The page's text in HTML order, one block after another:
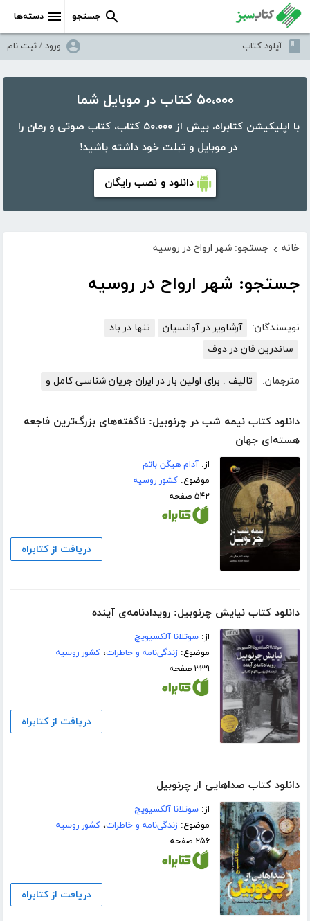
دسته‌ها جستجو
آپلود کتاب ورود / ثبت نام
۵۰،۰۰۰ کتاب در موبایل شما
با اپلیکیشن کتابراه، بیش از ۵۰،۰۰۰ کتاب، کتاب صوتی و رمان را
در موبایل و تبلت خود داشته باشید!
دانلود و نصب رایگان
خانه › جستجو: شهر ارواح در روسیه
جستجو: شهر ارواح در روسیه
نویسندگان: آرشاویر در آوانسیان
تنها در باد
ساندرین فان در دوف
مترجمان: تالیف . برای اولین بار در ایران جریان شناسی کامل و
دانلود کتاب نیمه شب در چرنوبیل: ناگفته‌های بزرگ‌ترین فاجعه
هسته‌ای جهان
از:آدام هیگن باتم
موضوع:کشور روسیه
۵۴۲ صفحه
دریافت از کتابراه
دانلود کتاب نیایش چرنوبیل: رویداد‌نامه‌ی آینده
از:سوتلانا آلکسیویچ
موضوع:زندگی‌نامه و خاطرات،کشور روسیه
۳۳۹ صفحه
دریافت از کتابراه
دانلود کتاب صداهایی از چرنوبیل
از:سوتلانا آلکسیویچ
موضوع:زندگی‌نامه و خاطرات،کشور روسیه
۲۵۶ صفحه
دریافت از کتابراه